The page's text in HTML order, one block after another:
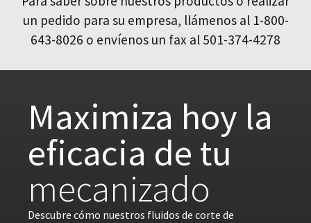
un pedido para su empresa, llámenos al 1-800-
643-8026 o envíenos un fax al 501-374-4278
Maximiza hoy la
eficacia de tu
mecanizado
Descubre cómo nuestros fluidos de corte de